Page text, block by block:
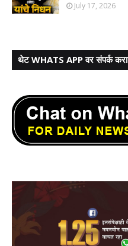
July 17, 2026
थेट WHATS APP वर संपर्क करा